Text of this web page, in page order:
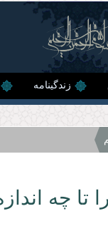
زندگینامه
تا چه